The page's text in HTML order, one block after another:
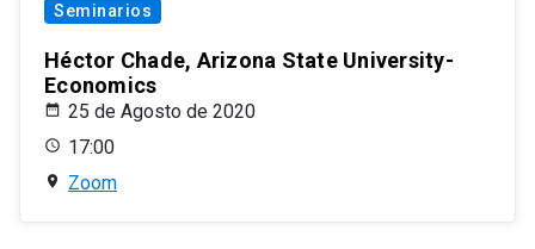
Seminarios
Héctor Chade, Arizona State University-
Economics
25 de Agosto de 2020
17:00
Zoom